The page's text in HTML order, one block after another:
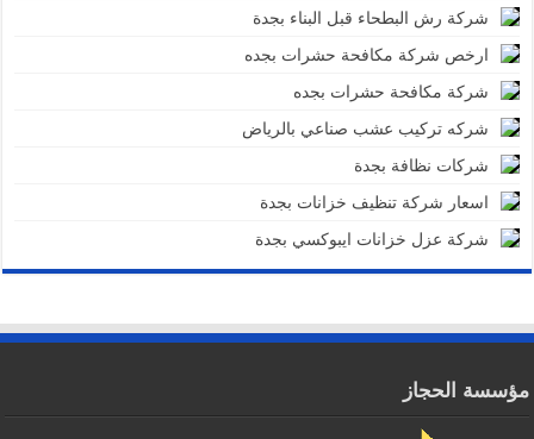
شركة رش البطحاء قبل البناء بجدة
ارخص شركة مكافحة حشرات بجده
شركة مكافحة حشرات بجده
شركه تركيب عشب صناعي بالرياض
شركات نظافة بجدة
اسعار شركة تنظيف خزانات بجدة
شركة عزل خزانات ايبوكسي بجدة
مؤسسة الحجاز